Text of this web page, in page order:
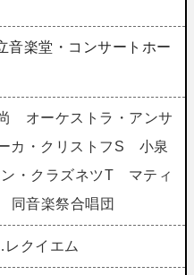
音楽堂・コンサートホー
オーケストラ・アンサ
カ・クリストフS 小泉
・クラズネツT マティ
音楽祭合唱団
クイエム